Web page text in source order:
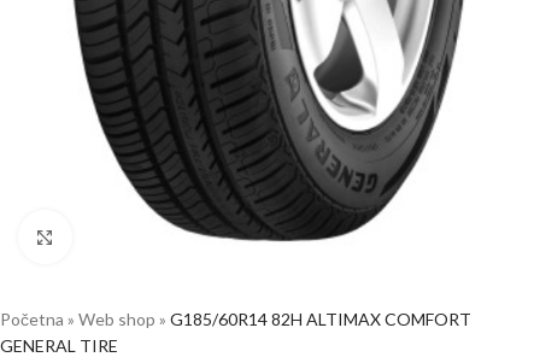
Click to enlarge
Početna » Web shop » G185/60R14 82H ALTIMAX COMFORT
GENERAL TIRE